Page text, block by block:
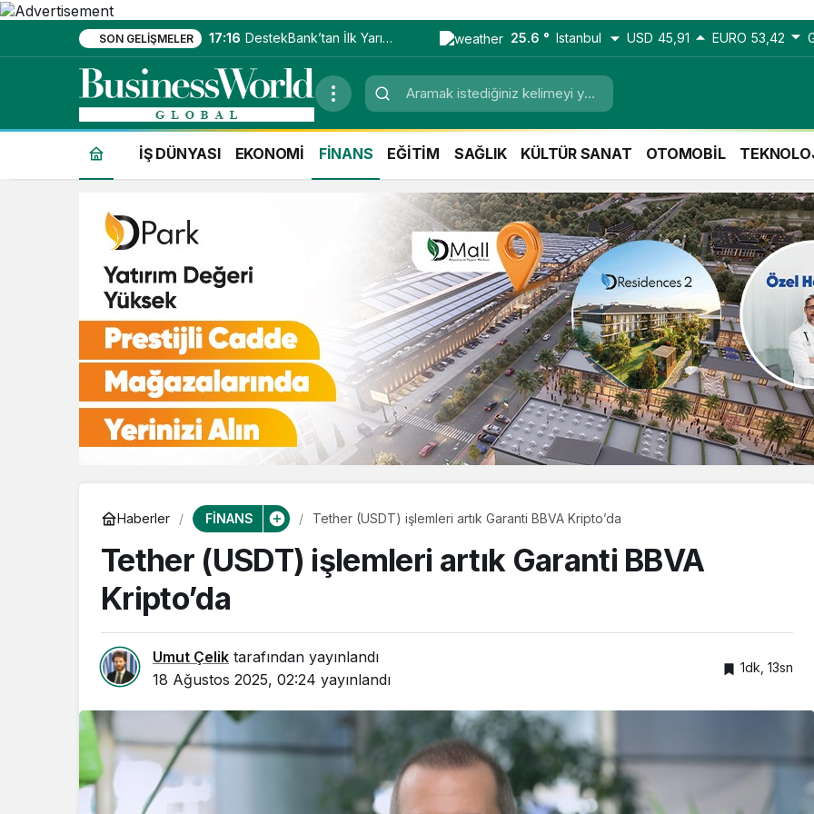
SON GELIŞMELER 17:16 DestekBank’tan İlk Yarıda
Güçlü Kâr Artışı
25.6 ° Istanbul USD 45,91 EURO 53,42
İŞ DÜNYASI EKONOMİ FİNANS EĞİTİM SAĞLIK KÜLTÜR SANAT OTOMOBİL
Haberler FİNANS Tether (USDT) işlemleri artık Garanti BBVA Kripto’da
Tether (USDT) işlemleri artık Garanti BBVA
Kripto’da
Umut Çelik tarafından yayınlandı
18 Ağustos 2025, 02:24 yayınlandı
1dk, 13sn